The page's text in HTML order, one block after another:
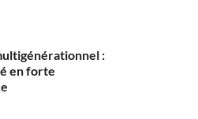
:
en forte